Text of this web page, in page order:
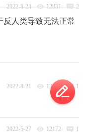
2022-8-24 12831 2
反人类导致无法正常
2022-8-21 13243 1
2022-5-27 12172 1